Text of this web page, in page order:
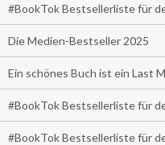
#BookTok Bestsellerliste für
Die Medien-Bestseller 2025
Ein schönes Buch ist ein Last
#BookTok Bestsellerliste für
#BookTok Bestsellerliste für